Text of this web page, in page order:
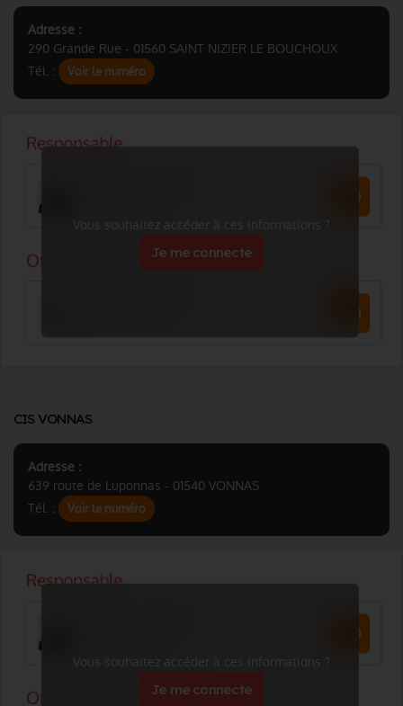
Adresse :
290 Grande Rue - 01560 SAINT NIZIER LE BOUCHOUX
Tél. :
Voir le numéro
Vous souhaitez accéder à ces informations ?
Je me connecte
CIS VONNAS
Adresse :
639 route de Luponnas - 01540 VONNAS
Tél. :
Voir le numéro
Vous souhaitez accéder à ces informations ?
Je me connecte